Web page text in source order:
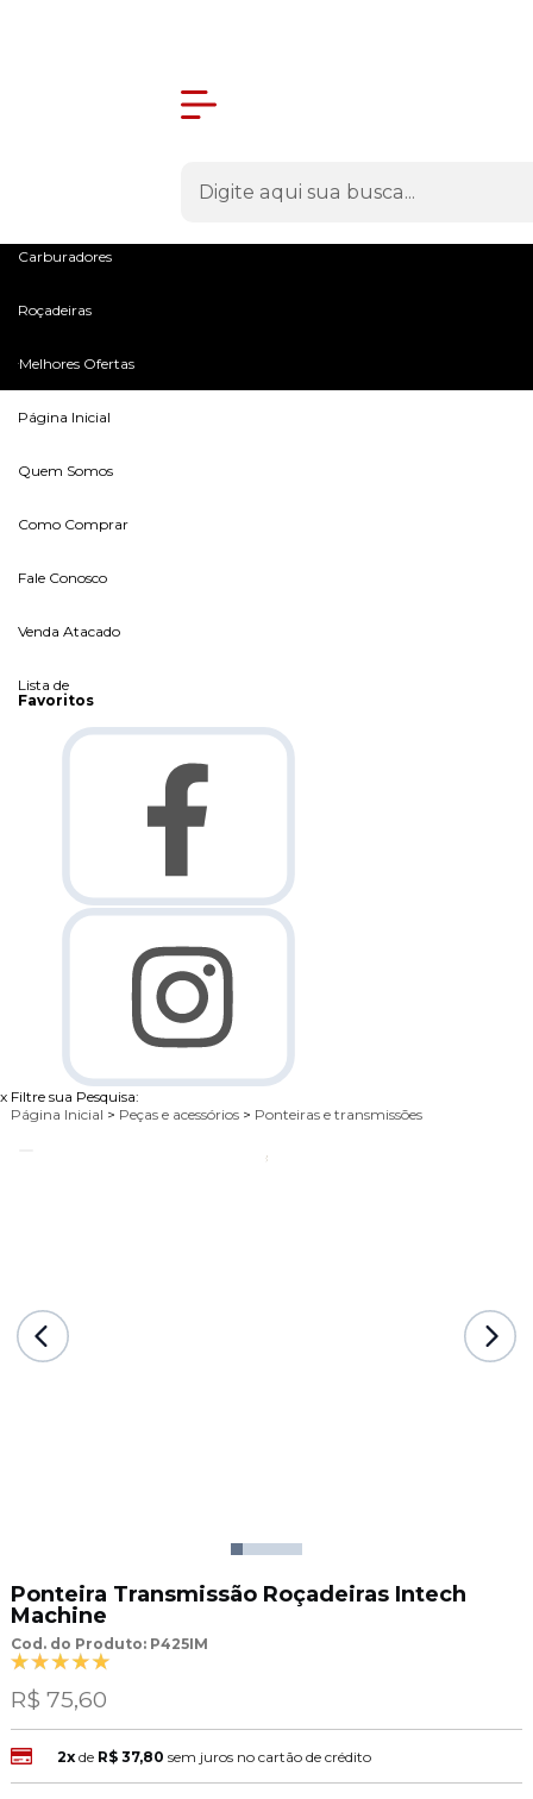
Carburadores
Roçadeiras
Melhores Ofertas
Página Inicial
Quem Somos
Como Comprar
Fale Conosco
Venda Atacado
Lista de
Favoritos
x Filtre sua Pesquisa:
Página Inicial > Peças e acessórios > Ponteiras e transmissões
Ponteira Transmissão Roçadeiras Intech
Machine
Cod. do Produto: P425IM
R$ 75,60
2xde R$ 37,80 sem juros no cartão de crédito